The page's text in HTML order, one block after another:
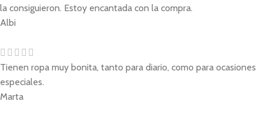
la consiguieron. Estoy encantada con la compra.
Albi
Tienen ropa muy bonita, tanto para diario, como para ocasiones
especiales.
Marta